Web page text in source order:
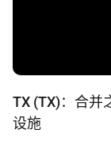
TX (TX)：合并
设施